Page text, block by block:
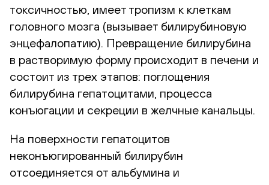
токсичностью, имеет тропизм к клеткам
головного мозга (вызывает билирубиновую
энцефалопатию). Превращение билирубина
в растворимую форму происходит в печени и
состоит из трех этапов: поглощения
билирубина гепатоцитами, процесса
конъюгации и секреции в желчные канальцы.
На поверхности гепатоцитов
неконъюгированный билирубин
отсоединяется от альбумина и